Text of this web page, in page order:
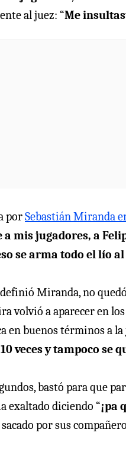
al juez: “Me
porSebastián Miranda
mis jugadores, a
se arma todo el lío
Miranda, no
volvió a aparecer en
en buenos términos a
veces y tampoco se
bastó para que
exaltado diciendo “¡pa
por sus